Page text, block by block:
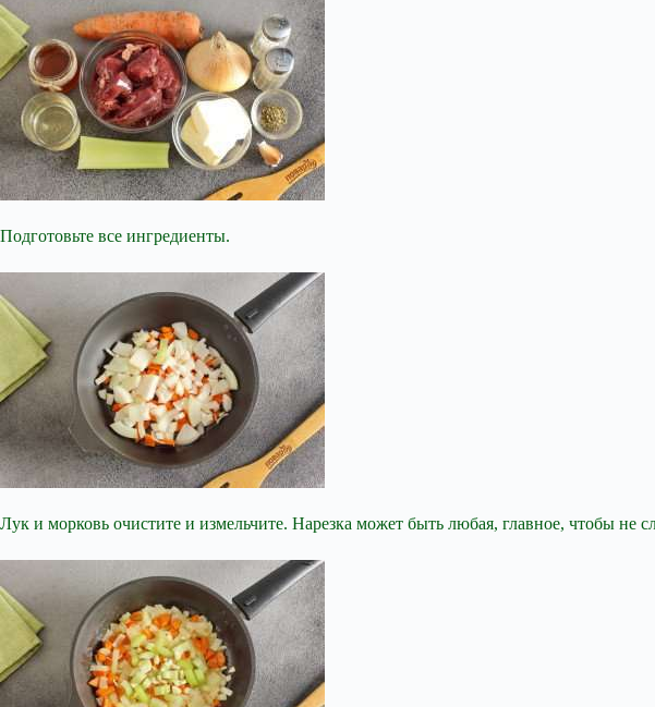
Подготовьте все ингредиенты.
Лук и морковь очистите и измельчите. Нарезка может быть любая, главное, чтобы